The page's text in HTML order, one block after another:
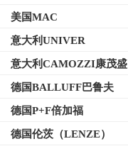
美国MAC
意大利UNIVER
意大利CAMOZZI康茂盛
德国BALLUFF巴鲁夫
德国P+F倍加福
德国伦茨（LENZE）